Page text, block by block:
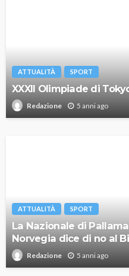
ATTUALITÀ SPORT
XXXII Olimpiade di
Redazione 5 anni ago
ATTUALITÀ SPORT
La Nazionale di
Norvegia dice di no al
Redazione 5 anni ago